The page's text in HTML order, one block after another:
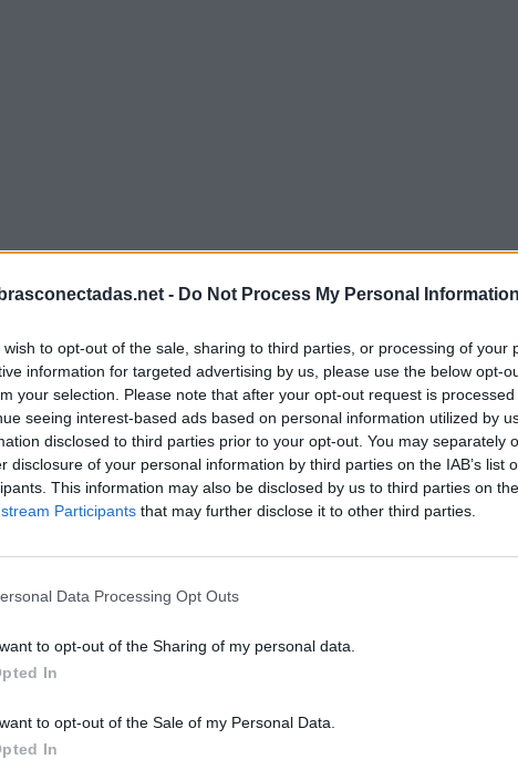
- Do Not Process My Personal Information
wish to opt-out of the sale, sharing to third parties, or processing of your
information for targeted advertising by us, please use the below opt-
your selection. Please note that after your opt-out request is
seeing interest-based ads based on personal information utilized by
disclosed to third parties prior to your opt-out. You may separately
disclosure of your personal information by third parties on the IAB’s list
This information may also be disclosed by us to third parties on the
Participants that may further disclose it to other third parties.
Data Processing Opt Outs
to opt-out of the Sharing of my personal data.
In
to opt-out of the Sale of my Personal Data.
In